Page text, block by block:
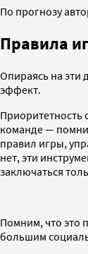
По прогнозу
Правила
Опираясь на
эффект.
Приоритетность
команде —
правил игры,
нет, эти
заключаться
Помним, что это
большим